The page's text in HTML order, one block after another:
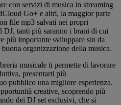
con servizi di musica in streaming
Go+ e altri, la maggior parte
file mp3 salvati nei propri
tanti più saranno i brani di cui
più importante sviluppare sin da
organizzazione della musica.
musicale ti permette di lavorare
presentarti più
pubblico una migliore esperienza.
creative, scoprendo più
dei DJ set esclusivi, che si